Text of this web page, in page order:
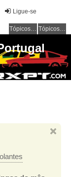
Ligue-se
Tópicos sem resposta Tópicos ativos